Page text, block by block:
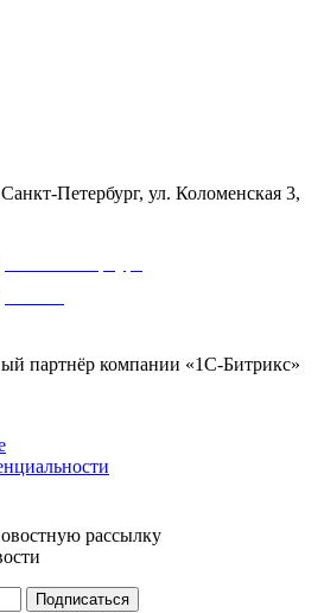
Петербург, ул. Коломенская 3,
партнёр компании «1С-Битрикс»
рассылку
Подписаться